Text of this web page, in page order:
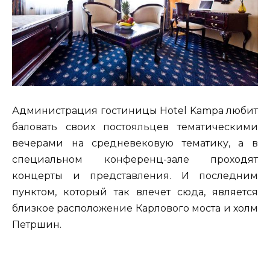
Администрация гостиницы Hotel Kampa любит
баловать своих постояльцев тематическими
вечерами на средневековую тематику, а в
специальном конференц-зале проходят
концерты и представления. И последним
пунктом, который так влечет сюда, является
близкое расположение Карлового моста и холм
Петршин.